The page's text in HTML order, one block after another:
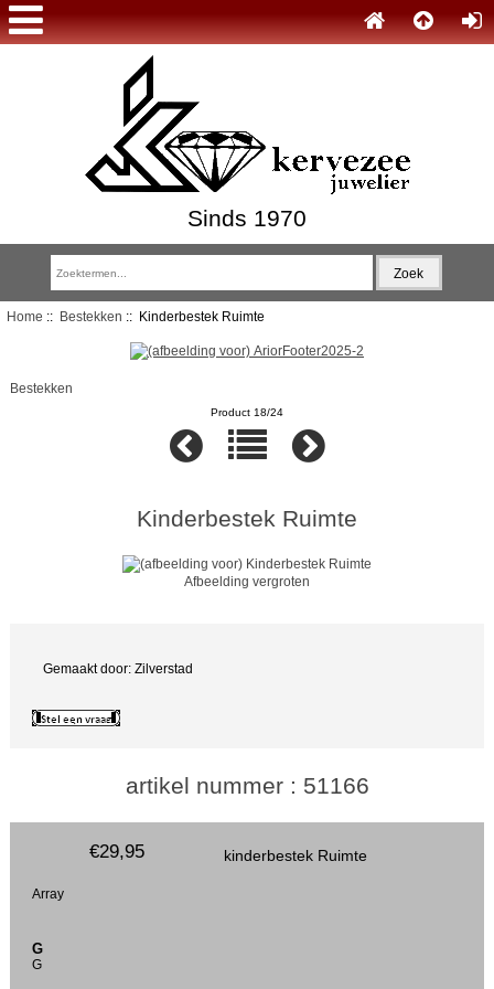
Sinds 1970
Home :: Bestekken :: Kinderbestek Ruimte
Bestekken
Product 18/24
Kinderbestek Ruimte
Afbeelding vergroten
Gemaakt door: Zilverstad
artikel nummer : 51166
kinderbestek Ruimte
€29,95
Array
G
G